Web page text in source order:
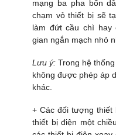
mạng ba pha bốn
chạm vỏ thiết bị sẽ
làm đứt cầu chì hay
gian ngắn mạch nhỏ
Lưu ý: Trong hệ
không được phép áp
khác.
+ Các đối tượng thiết
thiết bị điện một